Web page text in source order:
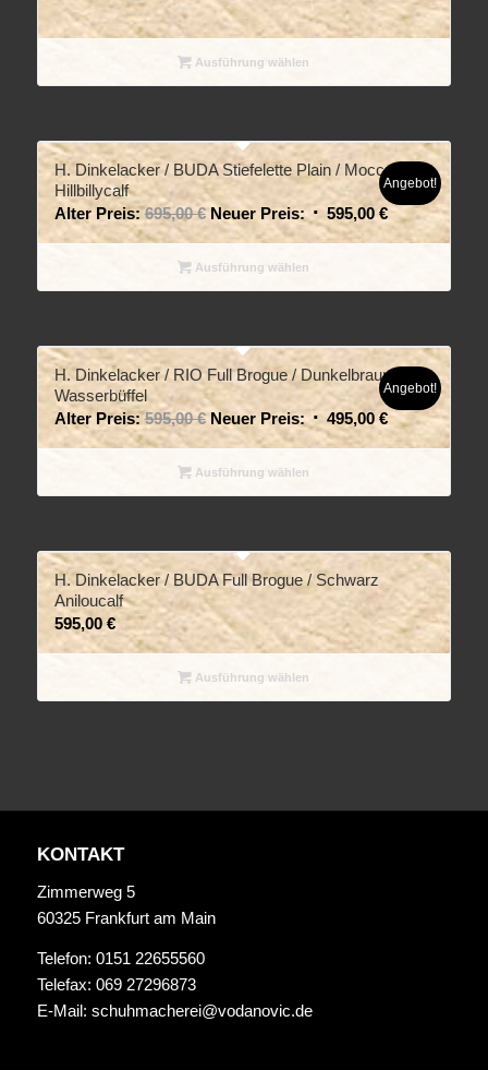
Ausführung wählen
H. Dinkelacker / BUDA Stiefelette Plain / Mocca
Hillbillycalf
Alter Preis: 695,00€ Neuer Preis: 595,00 €
Angebot!
Ausführung wählen
H. Dinkelacker / RIO Full Brogue / Dunkelbraun
Wasserbüffel
Alter Preis: 595,00€ Neuer Preis: 495,00 €
Angebot!
Ausführung wählen
H. Dinkelacker / BUDA Full Brogue / Schwarz
Aniloucalf
595,00 €
Ausführung wählen
KONTAKT
Zimmerweg 5
60325 Frankfurt am Main
Telefon: 0151 22655560
Telefax: 069 27296873
E-Mail: schuhmacherei@vodanovic.de